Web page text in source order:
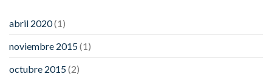
abril 2020(1)
noviembre 2015(1)
octubre 2015(2)